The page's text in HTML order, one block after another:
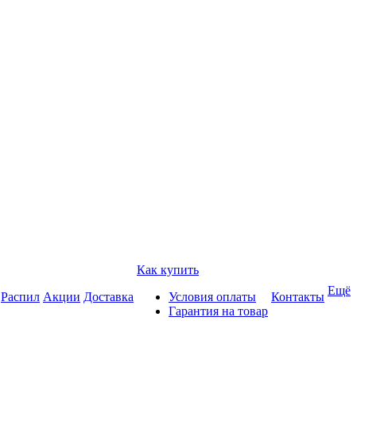
Распил Акции Доставка
Как купить
Условия оплаты
Гарантия на товар
Контакты Ещё